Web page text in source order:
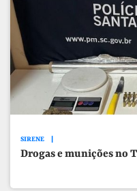
SIRENE
Drogas e munições no